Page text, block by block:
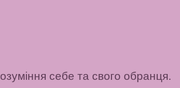
себе та свого обранця.